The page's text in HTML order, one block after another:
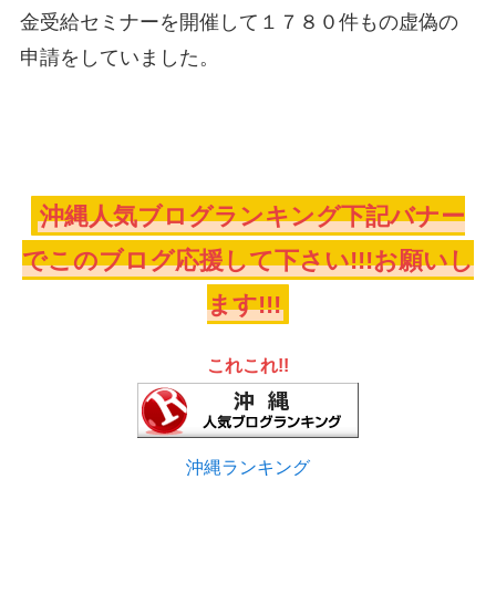
金受給セミナーを開催して１７８０件もの虚偽の
申請をしていました。
沖縄人気ブログランキング下記バナー
でこのブログ応援して下さい!!!お願いし
ます!!!
これこれ!!
沖縄ランキング